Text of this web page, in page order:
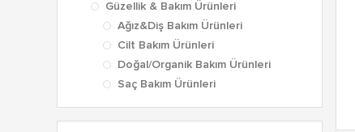
Güzellik & Bakım Ürünleri
Ağız&Diş Bakım Ürünleri
Cilt Bakım Ürünleri
Doğal/Organik Bakım Ürünleri
Saç Bakım Ürünleri